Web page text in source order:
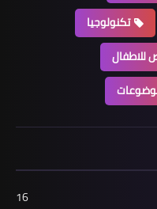
تكنولوجيا
16